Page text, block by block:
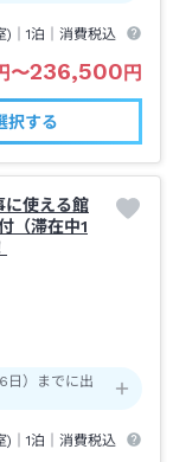
)｜1泊 ｜消費税込
〜236,500 円
択する
に使える館
（滞在中1
）までに出
)｜1泊 ｜消費税込